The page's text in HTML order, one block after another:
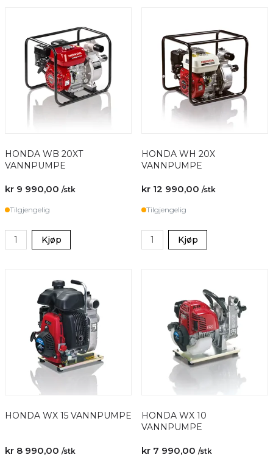
HONDA WB 20XT
VANNPUMPE
kr 9 990,00 /stk
Tilgjengelig
Kjøp
HONDA WH 20X
VANNPUMPE
kr 12 990,00 /stk
Tilgjengelig
Kjøp
HONDA WX 15 VANNPUMPE
kr 8 990,00 /stk
HONDA WX 10
VANNPUMPE
kr 7 990,00 /stk